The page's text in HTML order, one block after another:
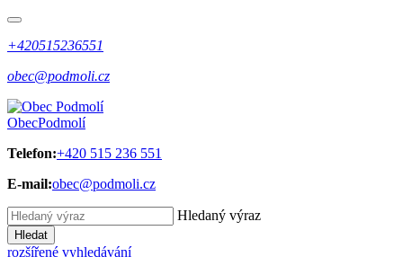
+420515236551
obec@podmoli.cz
ObecPodmolí
Telefon:+420 515 236 551
E-mail:obec@podmoli.cz
Hledaný výraz
Hledat
rozšířené vyhledávání